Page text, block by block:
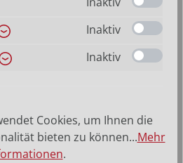
Inaktiv
Inaktiv
Cookies, um Ihnen die
bieten zu können...Mehr
.